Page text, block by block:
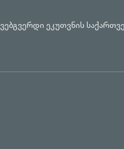
ვებგვერდი ეკუთვნის